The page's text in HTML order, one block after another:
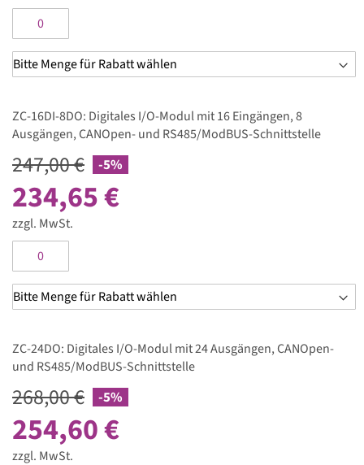
ZC-16DI-8DO: Digitales I/O-Modul mit 16 Eingängen, 8
Ausgängen, CANOpen- und RS485/ModBUS-Schnittstelle
247,00 € -5%
234,65 €
zzgl. MwSt.
ZC-24DO: Digitales I/O-Modul mit 24 Ausgängen, CANOpen-
und RS485/ModBUS-Schnittstelle
268,00 € -5%
254,60 €
zzgl. MwSt.